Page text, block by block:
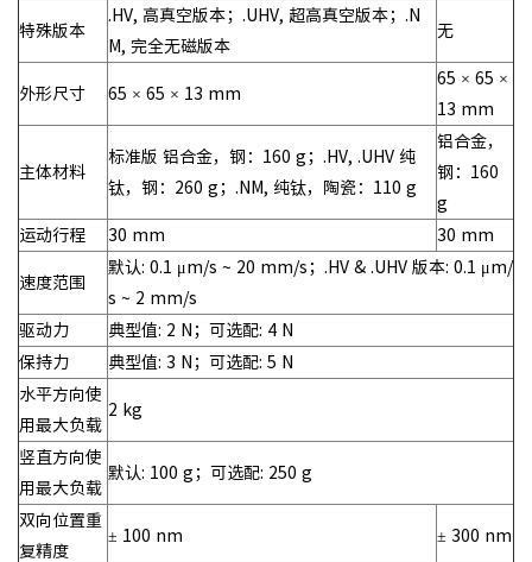
特殊版本
.HV, 高真空版本；.UHV, 超高真空版本；.N
M, 完全无磁版本
无
外形尺寸 65 × 65 × 13 mm
65 × 65 ×
13 mm
主体材料
标准版 铝合金，钢：160 g；.HV, .UHV 纯
钛，钢：260 g；.NM, 纯钛，陶瓷：110 g
铝合金，
钢：160
g
运动行程
30 mm 30 mm
速度范围
默认: 0.1 μm/s ~ 20 mm/s；.HV & .UHV 版本: 0.1 μm/
s ~ 2 mm/s
驱动力
典型值: 2 N；可选配: 4 N
保持力
典型值: 3 N；可选配: 5 N
水平方向使
用最大负载
2 kg
竖直方向使
用最大负载
默认: 100 g；可选配: 250 g
双向位置重
复精度
± 100 nm ± 300 nm